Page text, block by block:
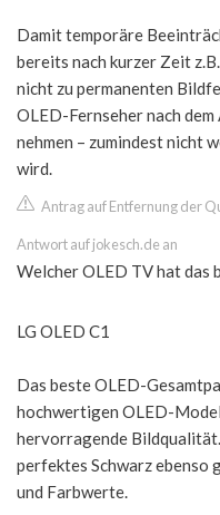
Damit temporäre
bereits nach kurzer Zeit
nicht zu permanenten
OLED-Fernseher nach
nehmen – zumindest nicht
wird.
Antrag auf Entfernung der
Antwort auf jokesch.de an
Welcher OLED TV hat das
LG OLED C1
Das beste OLED-
hochwertigen OLED-
hervorragende
perfektes Schwarz
und Farbwerte.